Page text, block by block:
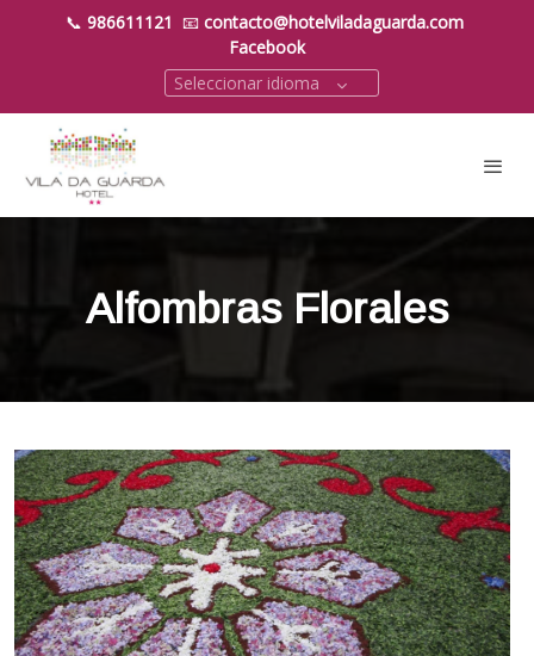
📞 986611121 📧 contacto@hotelviladaguarda.com
Facebook
Seleccionar idioma
Alfombras Florales